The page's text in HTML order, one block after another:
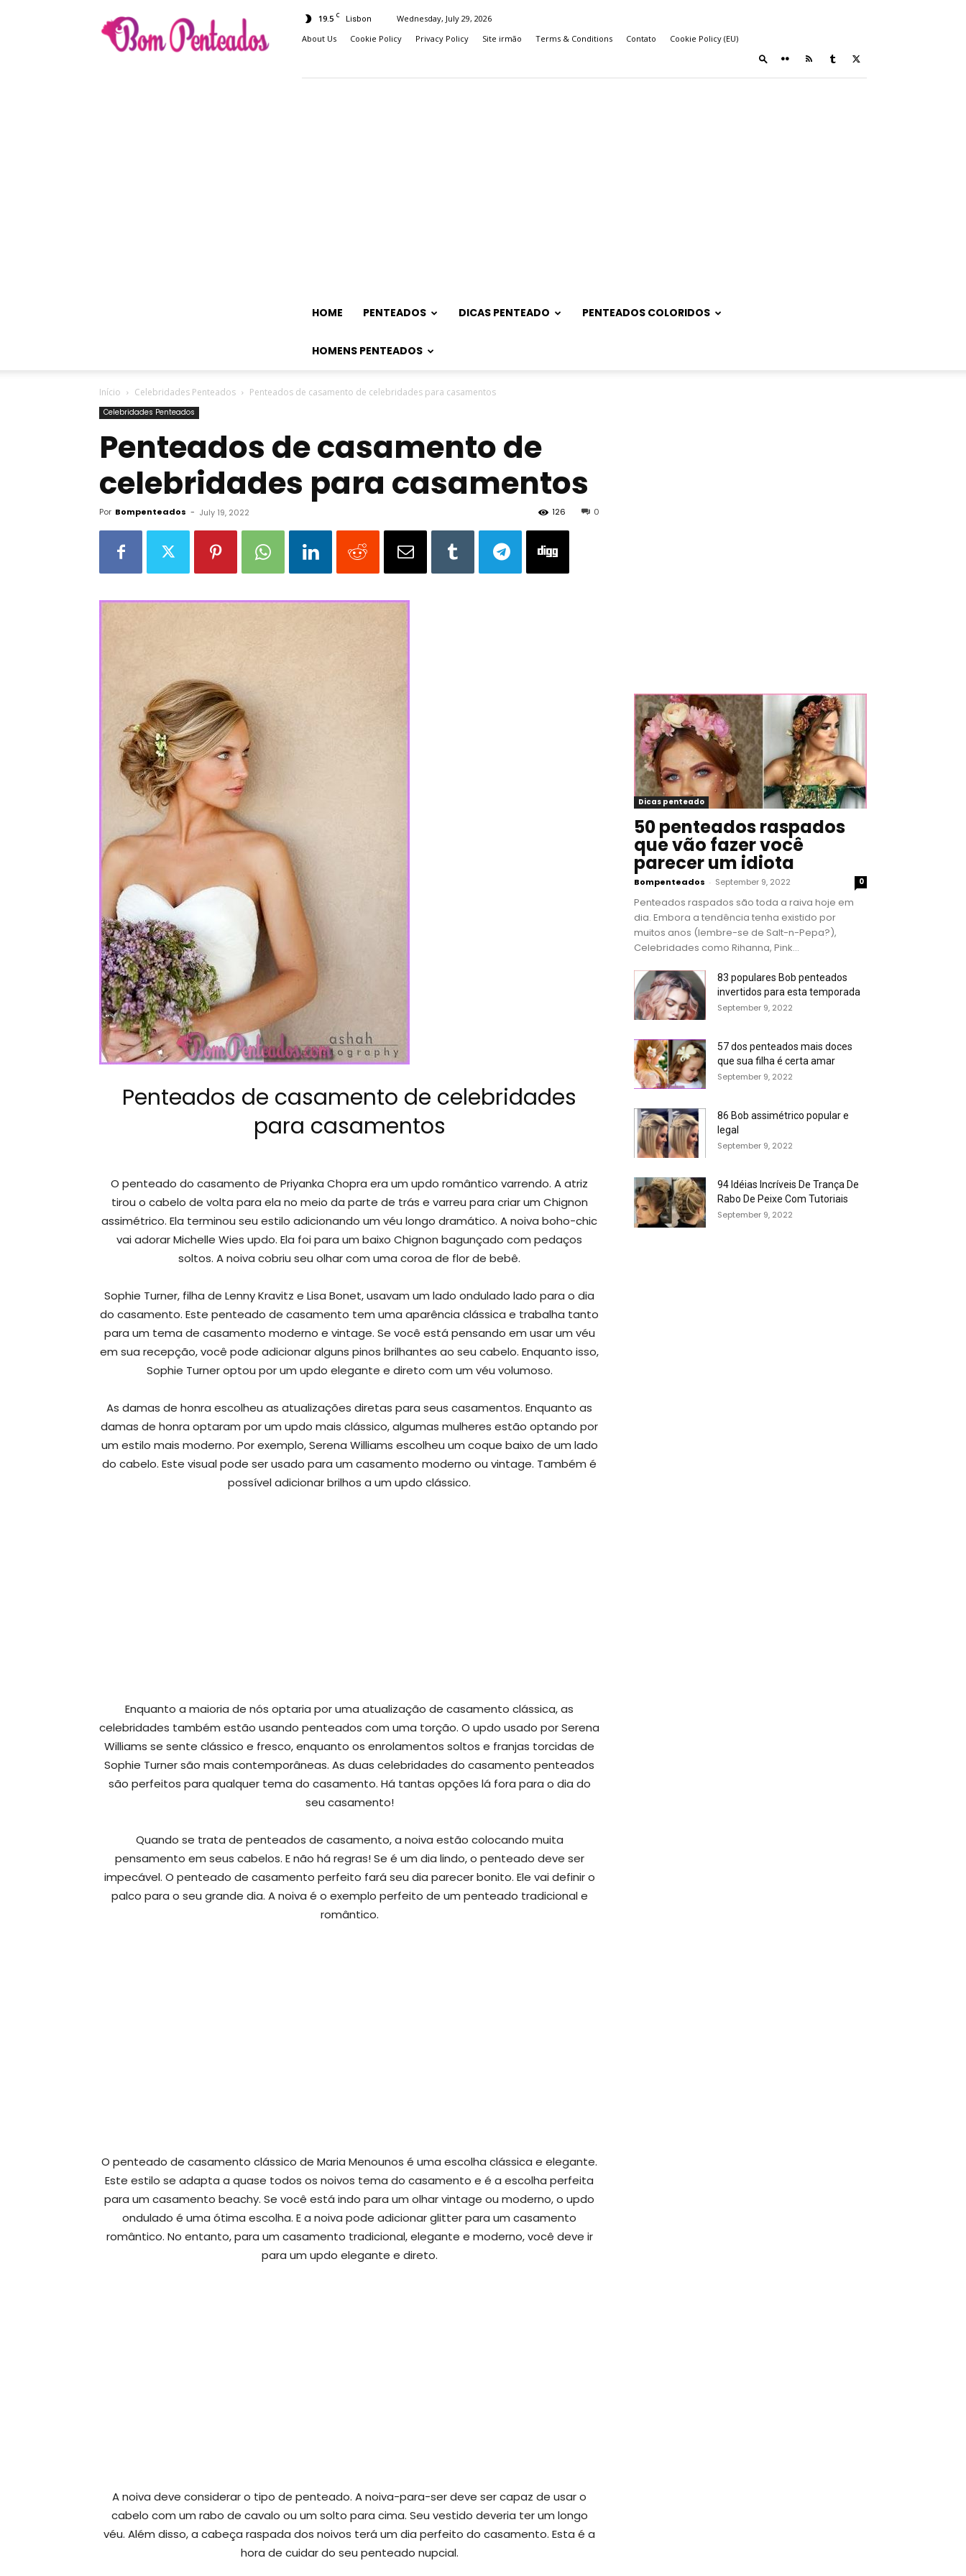
Penteados
19.5 C Lisbon
Wednesday, July 29, 2026
About Us
Cookie Policy Privacy Policy Site irmão Terms & Conditions Contato Cookie Policy (EU)
HOME PENTEADOS DICAS PENTEADO PENTEADOS COLORIDOS
HOMENS PENTEADOS
Início Celebridades Penteados Penteados de casamento de celebridades para casamentos
Celebridades Penteados
Penteados de casamento de
celebridades para casamentos
Por Bompenteados - July 19, 2022 0
126
Penteados de casamento de celebridades
para casamentos
O penteado do casamento de Priyanka Chopra era um updo romântico varrendo. A atriz
tirou o cabelo de volta para ela no meio da parte de trás e varreu para criar um Chignon
assimétrico. Ela terminou seu estilo adicionando um véu longo dramático. A noiva boho-chic
vai adorar Michelle Wies updo. Ela foi para um baixo Chignon bagunçado com pedaços
soltos. A noiva cobriu seu olhar com uma coroa de flor de bebê.
Sophie Turner, filha de Lenny Kravitz e Lisa Bonet, usavam um lado ondulado lado para o dia
do casamento. Este penteado de casamento tem uma aparência clássica e trabalha tanto
para um tema de casamento moderno e vintage. Se você está pensando em usar um véu
em sua recepção, você pode adicionar alguns pinos brilhantes ao seu cabelo. Enquanto isso,
Sophie Turner optou por um updo elegante e direto com um véu volumoso.
As damas de honra escolheu as atualizações diretas para seus casamentos. Enquanto as
damas de honra optaram por um updo mais clássico, algumas mulheres estão optando por
um estilo mais moderno. Por exemplo, Serena Williams escolheu um coque baixo de um lado
do cabelo. Este visual pode ser usado para um casamento moderno ou vintage. Também é
possível adicionar brilhos a um updo clássico.
Enquanto a maioria de nós optaria por uma atualização de casamento clássica, as
celebridades também estão usando penteados com uma torção. O updo usado por Serena
Williams se sente clássico e fresco, enquanto os enrolamentos soltos e franjas torcidas de
Sophie Turner são mais contemporâneas. As duas celebridades do casamento penteados
são perfeitos para qualquer tema do casamento. Há tantas opções lá fora para o dia do
seu casamento!
Quando se trata de penteados de casamento, a noiva estão colocando muita
pensamento em seus cabelos. E não há regras! Se é um dia lindo, o penteado deve ser
impecável. O penteado de casamento perfeito fará seu dia parecer bonito. Ele vai definir o
palco para o seu grande dia. A noiva é o exemplo perfeito de um penteado tradicional e
romântico.
O penteado de casamento clássico de Maria Menounos é uma escolha clássica e elegante.
Este estilo se adapta a quase todos os noivos tema do casamento e é a escolha perfeita
para um casamento beachy. Se você está indo para um olhar vintage ou moderno, o updo
ondulado é uma ótima escolha. E a noiva pode adicionar glitter para um casamento
romântico. No entanto, para um casamento tradicional, elegante e moderno, você deve ir
para um updo elegante e direto.
A noiva deve considerar o tipo de penteado. A noiva-para-ser deve ser capaz de usar o
cabelo com um rabo de cavalo ou um solto para cima. Seu vestido deveria ter um longo
véu. Além disso, a cabeça raspada dos noivos terá um dia perfeito do casamento. Esta é a
hora de cuidar do seu penteado nupcial.
Dicas penteado
50 penteados raspados
que vão fazer você
parecer um idiota
Bompenteados - September 9, 2022 0
Penteados raspados são toda a raiva hoje em
dia. Embora a tendência tenha existido por
muitos anos (lembre-se de Salt-n-Pepa?),
Celebridades como Rihanna, Pink...
83 populares Bob penteados
invertidos para esta temporada
September 9, 2022
57 dos penteados mais doces
que sua filha é certa amar
September 9, 2022
86 Bob assimétrico popular e
legal
September 9, 2022
94 Idéias Incríveis De Trança De
Rabo De Peixe Com Tutoriais
September 9, 2022